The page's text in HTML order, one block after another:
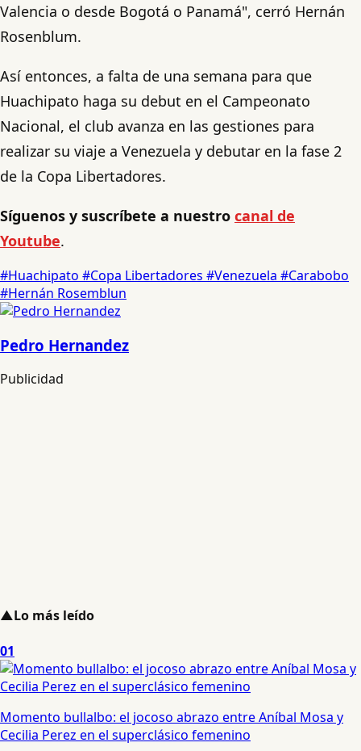
Valencia o desde Bogotá o Panamá", cerró Hernán
Rosenblum.
Así entonces, a falta de una semana para que
Huachipato haga su debut en el Campeonato
Nacional, el club avanza en las gestiones para
realizar su viaje a Venezuela y debutar en la fase 2
de la Copa Libertadores.
Síguenos y suscríbete a nuestro canal de
Youtube.
#Huachipato #Copa Libertadores #Venezuela #Carabobo
#Hernán Rosemblun
Pedro Hernandez
Publicidad
▲Lo más leído
01
Momento bullalbo: el jocoso abrazo entre Aníbal Mosa y
Cecilia Perez en el superclásico femenino